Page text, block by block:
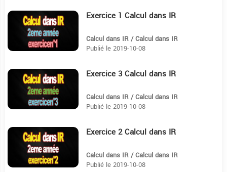
Exercice 1 Calcul dans IR
Calcul dans IR / Calcul dans IR
Publié le 2019-10-08
Exercice 3 Calcul dans IR
Calcul dans IR / Calcul dans IR
Publié le 2019-10-08
Exercice 2 Calcul dans IR
Calcul dans IR / Calcul dans IR
Publié le 2019-10-08